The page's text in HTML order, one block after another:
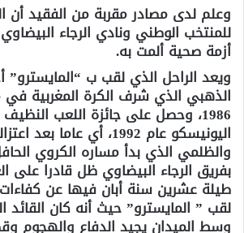
وعلم لدى مصادر مقربة من الفقيد أن
للمنتخب الوطني ونادي الرجاء
أزمة صحية ألمت به.
ويعد الراحل الذي لقب ب “المايسترو”
الذهبي الذي شرف الكرة المغربية
1986، وحصل على جائزة اللعب
اليونيسكو عام 1992، أي عاما بعد اعتزاله اللعب دوليا
بفريق الرجاء البيضاوي ظل قادرا على
طيلة عشرين سنة أبان فيها عن
لقب ” المايسترو” حيث أنه كان
وسط الميدان يجيد الدفاع والهجوم